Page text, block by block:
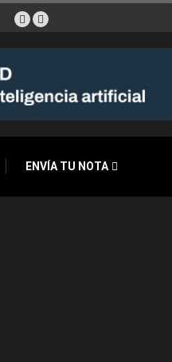
ENVÍA TU NOTA